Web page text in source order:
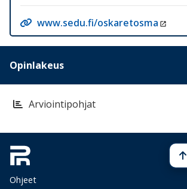
www.sedu.fi/oskaretosma
Opinlakeus
Arviointipohjat
Ohjeet